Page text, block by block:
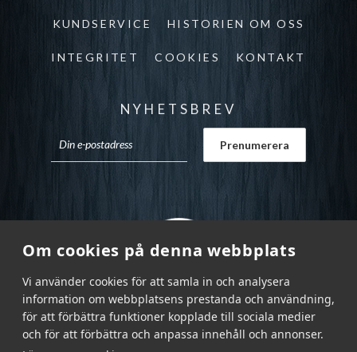
Om cookies på denna webbplats
Vi använder cookies för att samla in och analysera
information om webbplatsens prestanda och användning,
för att förbättra funktioner kopplade till sociala medier
och för att förbättra och anpassa innehåll och annonser.
KUNDSERVICE HISTORIEN OM OSS
INTEGRITET COOKIES KONTAKT
NYHETSBREV